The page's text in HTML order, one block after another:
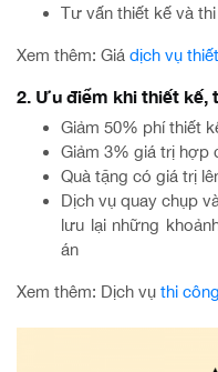
Tư vấn thiết kế và
Xem thêm: Giá dịch vụ
2. Ưu điểm khi thiết kế,
Giảm 50% phí thiết
Giảm 3% giá trị hợp
Quà tặng có giá trị
Dịch vụ quay chụp
lưu lại những
án
Xem thêm: Dịch vụ thi